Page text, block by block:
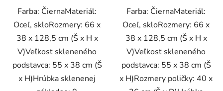
Farba: ČiernaMateriál:
Oceľ, skloRozmery: 66 x
38 x 128,5 cm (Š x H x
V)Veľkosť skleneného
podstavca: 55 x 38 cm (Š
x H)Hrúbka sklenenej
Farba: ČiernaMateriál:
Oceľ, skloRozmery: 66 x
38 x 128,5 cm (Š x H x
V)Veľkosť skleneného
podstavca: 55 x 38 cm (Š
x H)Rozmery poličky: 40 x